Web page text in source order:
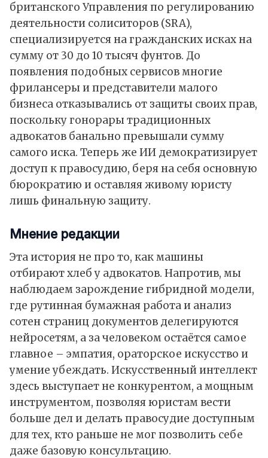
британского Управления по регулированию
деятельности солиситоров (SRA),
специализируется на гражданских исках на
сумму от 30 до 10 тысяч фунтов. До
появления подобных сервисов многие
фрилансеры и представители малого
бизнеса отказывались от защиты своих прав,
поскольку гонорары традиционных
адвокатов банально превышали сумму
самого иска. Теперь же ИИ демократизирует
доступ к правосудию, беря на себя основную
бюрократию и оставляя живому юристу
лишь финальную защиту.
Мнение редакции
Эта история не про то, как машины
отбирают хлеб у адвокатов. Напротив, мы
наблюдаем зарождение гибридной модели,
где рутинная бумажная работа и анализ
сотен страниц документов делегируются
нейросетям, а за человеком остаётся самое
главное – эмпатия, ораторское искусство и
умение убеждать. Искусственный интеллект
здесь выступает не конкурентом, а мощным
инструментом, позволяя юристам вести
больше дел и делать правосудие доступным
для тех, кто раньше не мог позволить себе
даже базовую консультацию.